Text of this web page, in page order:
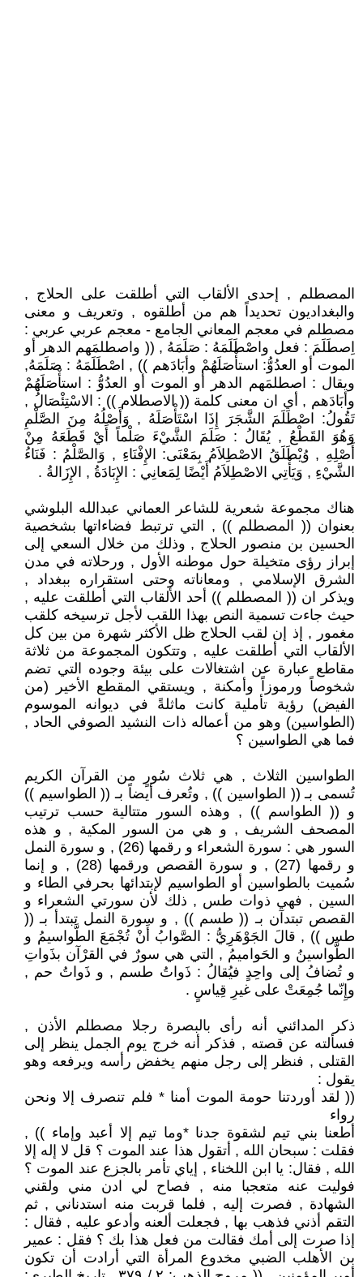
المصطلم , إحدى الألقاب التي أطلقت على الحلاج ,
والبغداديون تحديداً هم من أطلقوه , وتعريف و معنى
مصطلم في معجم المعاني الجامع - معجم عربي عربي :
اِصطَلَمَ : فعل واصْطَلَمَهُ : صَلَمَهُ , (( واصطلمَهم الدهر أو
الموت أو العدُوُّ: استأْصَلَهُمْ وأبَادَهم )) , اصْطَلَمَهُ : صَلَمَهُ,
ويقال : اصطلمَهم الدهر أو الموت أو العدُوُّ : استأْصَلَهُمْ
وأبَادَهم , أي ان معنى كلمة (( الاصطلام )) : الاسْتِئْصَالُ ,
تَقُولُ: اصْطَلَمَ الشَّجَرَ إِذَا اسْتَأْصَلَهُ , وَأَصْلُهُ مِنَ الصَّلْمِ
وَهُوَ القَطْعُ , يُقَالُ : صَلَمَ الشَّيْءَ صَلْماً أَيْ قَطَعَهُ مِنْ
أَصْلِهِ , وُيْطَلَقُ الاصْطِلاَمُ بِمَعْنَى: الإِفْنَاءِ , وَالصَّلْمُ : فَنَاءُ
الشَّيْءِ , وَيَأْتِي الاصْطِلاَمُ أَيْضًا لِمَعانِي : الإِبَادَةُ , الإِزَالةُ .
هناك مجموعة شعرية للشاعر العماني عبدالله البلوشي
بعنوان (( المصطلم )) , التي ترتبط فضاءاتها بشخصية
الحسين بن منصور الحلاج , وذلك من خلال السعي إلى
إبراز رؤى متخيلة حول موطنه الأول , ورحلاته في مدن
الشرق الإسلامي , ومعاناته وحتى استقراره ببغداد ,
ويذكر ان (( المصطلم )) أحد الألقاب التي أطلقت عليه ,
حيث جاءت تسمية النص بهذا اللقب لأجل ترسيخه كلقب
مغمور , إذ إن لقب الحلاج ظل الأكثر شهرة من بين كل
الألقاب التي أطلقت عليه , وتتكون المجموعة من ثلاثة
مقاطع عبارة عن اشتغالات على بيئة وجوده التي تضم
شخوصاً ورموزاً وأمكنة , ويستقي المقطع الأخير (من
الفيض) رؤية تأملية كانت ماثلةً في ديوانه الموسوم
(الطواسين) وهو من أعماله ذات النشيد الصوفي الحاد ,
فما هي الطواسين ؟
الطواسين الثلاث , هي ثلاث سُورٍ من القرآن الكريم
تُسمى بـ (( الطواسين )) , وتُعرف أيضاً بـ (( الطواسيم ))
و (( الطواسم )) , وهذه السور متتالية حسب ترتيب
المصحف الشريف , و هي من السور المكية , و هذه
السور هي : سورة الشعراء و رقمها (26) , و سورة النمل
و رقمها (27) , و سورة القصص ورقمها (28) , و إنما
سُميت بالطواسين أو الطواسيم لإبتدائها بحرفي الطاء و
السين , فهي ذوات طس , ذلك لأن سورتي الشعراء و
القصص تبتدآن بـ (( طسم )) , و سورة النمل تبتدأ بـ ((
طس )) , قالَ الجَوْهَرِيُّ : الصَّوابُ أَنْ تُجْمَعَ‏ الطَّواسيمُ‏ و
الطَّواسينُ و الحَواميمُ‏ , التي هي سورٌ في القرْآن‏ بذَواتِ‏
و تُضافُ إلى واحِدٍ فيُقالُ : ذَواتُ‏ طسم‏ , و ذَواتُ حم ,
وإِنّما جُمِعَتْ على غيرِ قِياسٍ .
ذكر المدائني أنه رأى بالبصرة رجلا مصطلم الأذن ,
فسألته عن قصته , فذكر أنه خرج يوم الجمل ينظر إلى
القتلى , فنظر إلى رجل منهم يخفض رأسه ويرفعه وهو
يقول :
(( لقد أوردتنا حومة الموت أمنا * فلم تنصرف إلا ونحن
رواء
أطعنا بني تيم لشقوة جدنا *وما تيم إلا أعبد وإماء )) ,
فقلت : سبحان الله , أتقول هذا عند الموت ؟ قل لا إله إلا
الله , فقال: يا ابن اللخناء , إياي تأمر بالجزع عند الموت ؟
فوليت عنه متعجبا منه , فصاح لي ادن مني ولقني
الشهادة , فصرت إليه , فلما قربت منه استدناني , ثم
التقم أذني فذهب بها , فجعلت ألعنه وأدعو عليه , فقال :
إذا صرت إلى أمك فقالت من فعل هذا بك ؟ فقل : عمير
بن الأهلب الضبي مخدوع المرأة التي أرادت أن تكون